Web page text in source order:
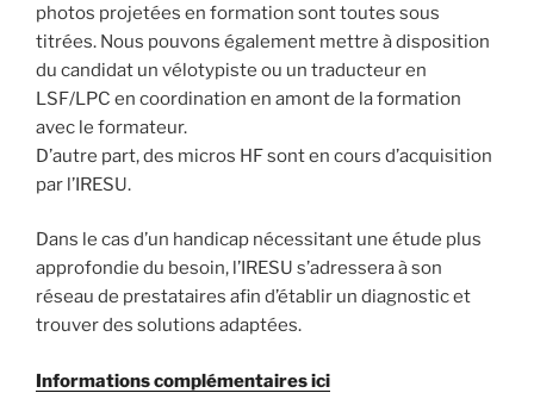
photos projetées en formation sont toutes sous
titrées. Nous pouvons également mettre à disposition
du candidat un vélotypiste ou un traducteur en
LSF/LPC en coordination en amont de la formation
avec le formateur.
D’autre part, des micros HF sont en cours d’acquisition
par l’IRESU.
Dans le cas d’un handicap nécessitant une étude plus
approfondie du besoin, l’IRESU s’adressera à son
réseau de prestataires afin d’établir un diagnostic et
trouver des solutions adaptées.
Informations complémentaires ici